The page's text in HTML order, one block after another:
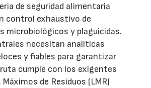
de seguridad alimentaria
control exhaustivo de
microbiológicos y plaguicidas.
necesitan analíticas
y fiables para garantizar
cumple con los exigentes
de Residuos (LMR)